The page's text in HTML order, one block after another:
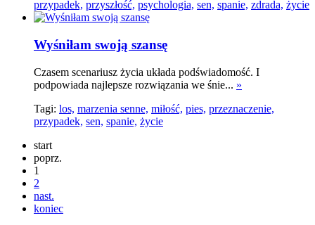
przypadek, przyszłość, psychologia, sen, spanie, zdrada, życie
Wyśniłam swoją szansę
Czasem scenariusz życia układa podświadomość. I
podpowiada najlepsze rozwiązania we śnie... »
Tagi: los, marzenia senne, miłość, pies, przeznaczenie,
przypadek, sen, spanie, życie
start
poprz.
1
2
nast.
koniec